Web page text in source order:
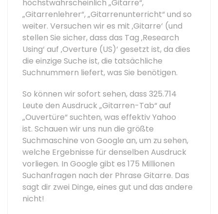
höchstwahrscheinlich „Gitarre“,
„Gitarrenlehrer“, „Gitarrenunterricht“ und so
weiter. Versuchen wir es mit ‚Gitarre‘ (und
stellen Sie sicher, dass das Tag ‚Research
Using‘ auf ‚Overture (US)‘ gesetzt ist, da dies
die einzige Suche ist, die tatsächliche
Suchnummern liefert, was Sie benötigen.
So können wir sofort sehen, dass 325.714
Leute den Ausdruck „Gitarren-Tab“ auf
„Ouvertüre“ suchten, was effektiv Yahoo
ist. Schauen wir uns nun die größte
Suchmaschine von Google an, um zu sehen,
welche Ergebnisse für denselben Ausdruck
vorliegen. In Google gibt es 175 Millionen
Suchanfragen nach der Phrase Gitarre. Das
sagt dir zwei Dinge, eines gut und das andere
nicht!